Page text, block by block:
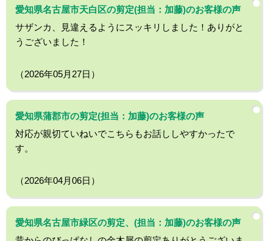
愛知県名古屋市天白区の剪定(担当：加藤)のお客様の声
サザンカ、見違えるようにスッキリしました！ありがと
うございました！
（2026年05月27日）
愛知県蒲郡市の剪定(担当：加藤)のお客様の声
対応が親切ていねいでこちらもお話ししやすかったで
す。
（2026年04月06日）
愛知県名古屋市緑区の剪定、(担当：加藤)のお客様の声